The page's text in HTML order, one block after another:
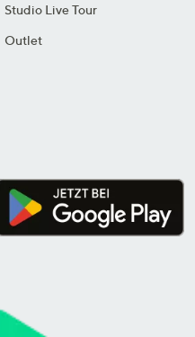
Studio Live Tour
Outlet